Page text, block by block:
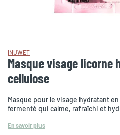
INUWET
Masque visage licorne
cellulose
Masque pour le visage hydratant
fermenté qui calme, rafraîchi et
En savoir plus